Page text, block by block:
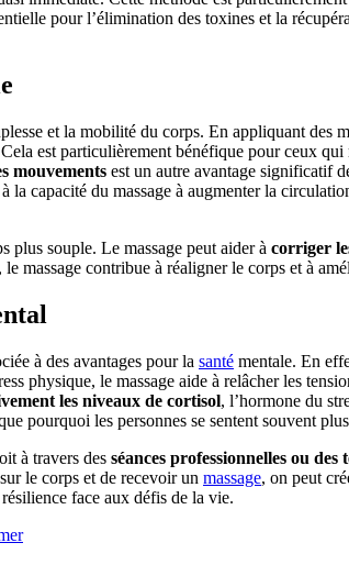
pour l’élimination des toxines et la
et la mobilité du corps. En appliquant
est particulièrement bénéfique pour ceux
mouvements est un autre avantage significatif
la capacité du massage à augmenter la
plus souple. Le massage peut aider à corriger
massage contribue à réaligner le corps et à
à des avantages pour la santé mentale. En
physique, le massage aide à relâcher les
les niveaux de cortisol, l’hormone du
pourquoi les personnes se sentent souvent
à travers des séances professionnelles ou des
le corps et de recevoir un massage, on peut
face aux défis de la vie.